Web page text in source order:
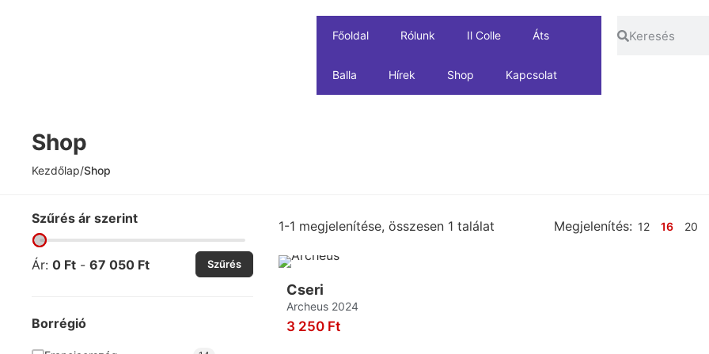
Főoldal Rólunk Il Colle Áts
Balla Hírek Shop Kapcsolat
Shop
Kezdőlap/Shop
Szűrés ár szerint
Ár: 0 Ft - 67 050 Ft Szűrés
Borrégió
1-1 megjelenítése, összesen 1 találat Megjelenítés: 12 16 20
Cseri
Archeus 2024
3 250 Ft